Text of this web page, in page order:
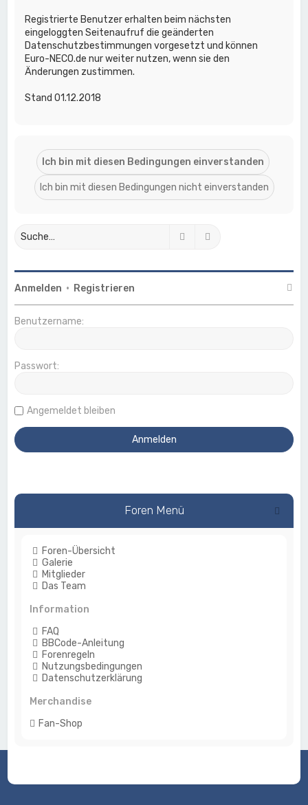
Registrierte Benutzer erhalten beim nächsten
eingeloggten Seitenaufruf die geänderten
Datenschutzbestimmungen vorgesetzt und können
Euro-NECO.de nur weiter nutzen, wenn sie den
Änderungen zustimmen.
Stand 01.12.2018
Suche
Anmelden • Registrieren
Benutzername:
Passwort:
Angemeldet bleiben
Foren Menü
Foren-Übersicht
Galerie
Mitglieder
Das Team
Information
FAQ
BBCode-Anleitung
Forenregeln
Nutzungsbedingungen
Datenschutzerklärung
Merchandise
Fan-Shop